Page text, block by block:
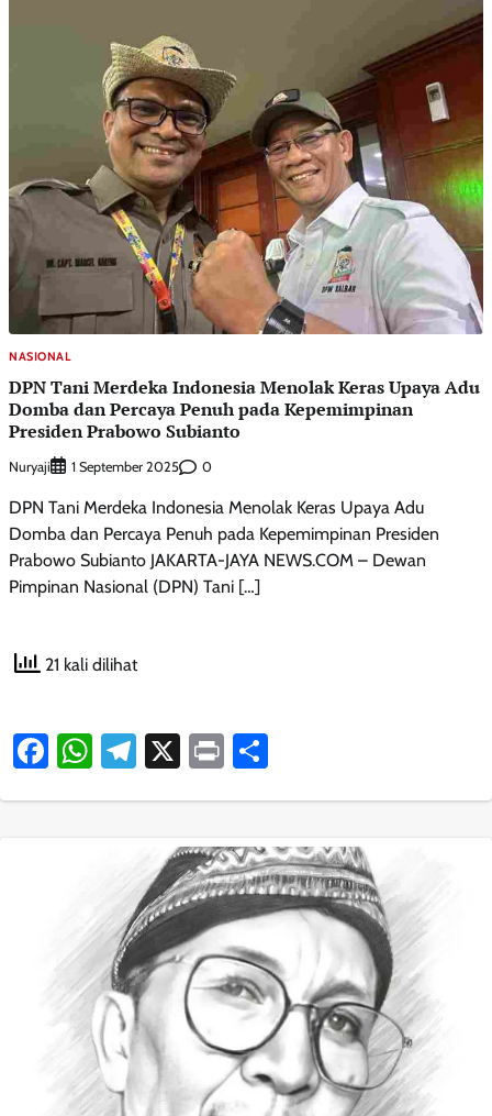
NASIONAL
DPN Tani Merdeka Indonesia Menolak Keras Upaya Adu
Domba dan Percaya Penuh pada Kepemimpinan
Presiden Prabowo Subianto
Nuryaji 1 September 2025 0
DPN Tani Merdeka Indonesia Menolak Keras Upaya Adu
Domba dan Percaya Penuh pada Kepemimpinan Presiden
Prabowo Subianto JAKARTA-JAYA NEWS.COM – Dewan
Pimpinan Nasional (DPN) Tani […]
21 kali dilihat
Facebook
WhatsApp
Telegram
X Print